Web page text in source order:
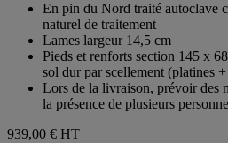
étoiles.
En pin du Nord traité autoclave
naturel de traitement
Lames largeur 14,5 cm
Pieds et renforts section 145 x
sol dur par scellement (platines
Lors de la livraison, prévoir des
la présence de plusieurs
939,00 € HT